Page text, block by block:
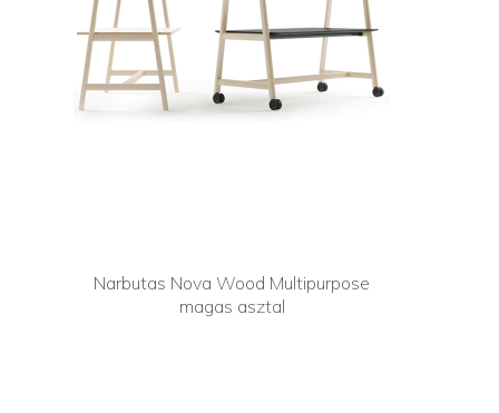
Narbutas Nova Wood Multipurpose
magas asztal